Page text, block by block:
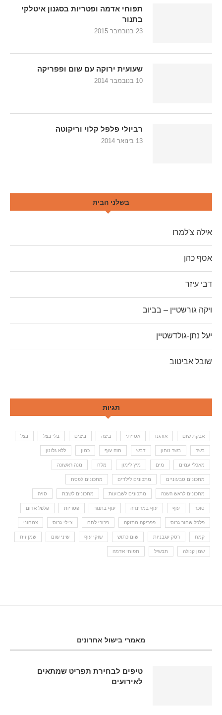
תפוחי אדמה ופטריות בסגנון איטלקי
בתנור
23 בנובמבר 2015
שעועית ירוקה עם שום ופפריקה
10 בנובמבר 2014
רביולי פלפל קלוי וריקוטה
13 בינואר 2014
בשלני הבית
אילה צ'למרו
אסף כהן
דבי עיזר
ויקה גורשטיין – בביוב
יעל נתן-גולדשטיין
שובל אביטוב
תגיות
אבקת שום אורגנו אסייתי ביצה ביצים בלי בצל בצל
בשר בשר טחון דבש חזה עוף כמון ללא גלוטן
מאכלי עמים מים מיץ לימון מלח מנה ראשונה
מתכונים טבעוניים מתכונים לילדים מתכונים לפסח
מתכונים לראש השנה מתכונים לשבועות מתכונים לשבת סויה
סוכר עוף עוף במרינדה עוף בתנור פטריות פלפל אדום
פלפל שחור גרוס פפריקה מתוקה פרורי לחם צ'ילי גרוס צמחוני
קמח רסק עגבניות שום כתוש שוקי עוף שיני שום שמן זית
שמן קנולה תבשיל תפוחי אדמה
מאמרי בישול אחרונים
טיפים לבחירת תפריט שמתאים
לאירועים